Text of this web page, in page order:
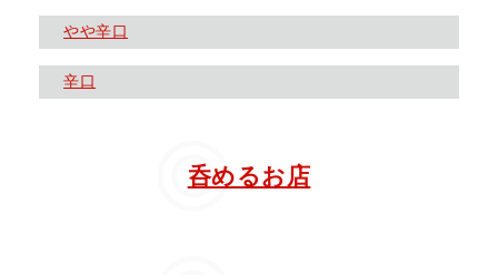
やや辛口
辛口
呑めるお店